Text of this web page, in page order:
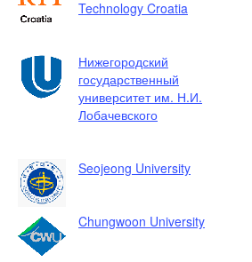
Technology Croatia
Нижегородский
государственный
университет им. Н.И.
Лобачевского
Seojeong University
Chungwoon University